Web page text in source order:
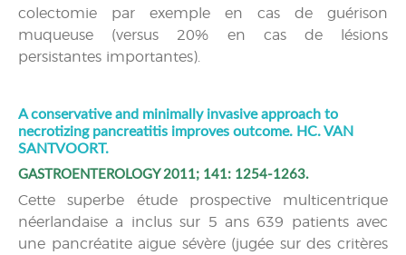
colectomie par exemple en cas de guérison
muqueuse (versus 20% en cas de lésions
persistantes importantes).
A conservative and minimally invasive approach to
necrotizing pancreatitis improves outcome. HC. VAN
SANTVOORT.
GASTROENTEROLOGY 2011; 141: 1254-1263.
Cette superbe étude prospective multicentrique
néerlandaise a inclus sur 5 ans 639 patients avec
une pancréatite aigue sévère (jugée sur des critères